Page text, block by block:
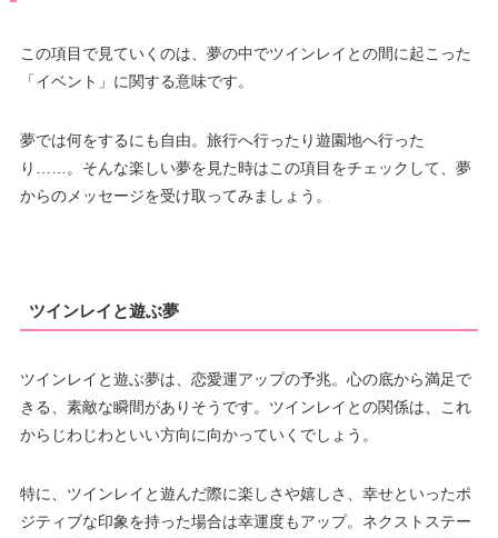
この項目で見ていくのは、夢の中でツインレイとの間に起こった
「イベント」に関する意味です。
夢では何をするにも自由。旅行へ行ったり遊園地へ行った
り……。そんな楽しい夢を見た時はこの項目をチェックして、夢
からのメッセージを受け取ってみましょう。
ツインレイと遊ぶ夢
ツインレイと遊ぶ夢は、恋愛運アップの予兆。心の底から満足で
きる、素敵な瞬間がありそうです。ツインレイとの関係は、これ
からじわじわといい方向に向かっていくでしょう。
特に、ツインレイと遊んだ際に楽しさや嬉しさ、幸せといったポ
ジティブな印象を持った場合は幸運度もアップ。ネクストステー